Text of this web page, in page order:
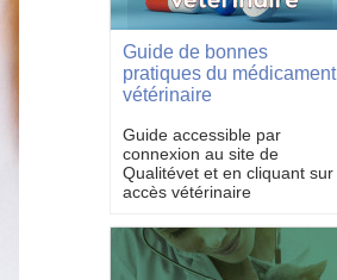
Guide de bonnes
pratiques du médicament
vétérinaire
Guide accessible par
connexion au site de
Qualitévet et en cliquant sur
accès vétérinaire